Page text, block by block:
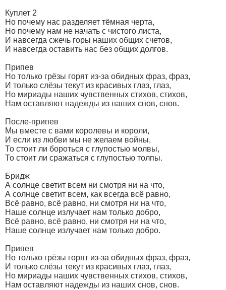
Куплет 2
Но почему нас разделяет тёмная черта,
Но почему нам не начать с чистого листа,
И навсегда сжечь горы наших общих счетов,
И навсегда оставить нас без общих долгов.
Припев
Но только грёзы горят из-за обидных фраз, фраз,
И только слёзы текут из красивых глаз, глаз,
Но мириады наших чувственных стихов, стихов,
Нам оставляют надежды из наших снов, снов.
После-припев
Мы вместе с вами королевы и короли,
И если из любви мы не желаем войны,
То стоит ли бороться с глупостью молвы,
То стоит ли сражаться с глупостью толпы.
Бридж
А солнце светит всем ни смотря ни на что,
А солнце светит всем, как всегда всё равно,
Всё равно, всё равно, ни смотря ни на что,
Наше солнце излучает нам только добро,
Всё равно, всё равно, ни смотря ни на что,
Наше солнце излучает нам только добро.
Припев
Но только грёзы горят из-за обидных фраз, фраз,
И только слёзы текут из красивых глаз, глаз,
Но мириады наших чувственных стихов, стихов,
Нам оставляют надежды из наших снов, снов.